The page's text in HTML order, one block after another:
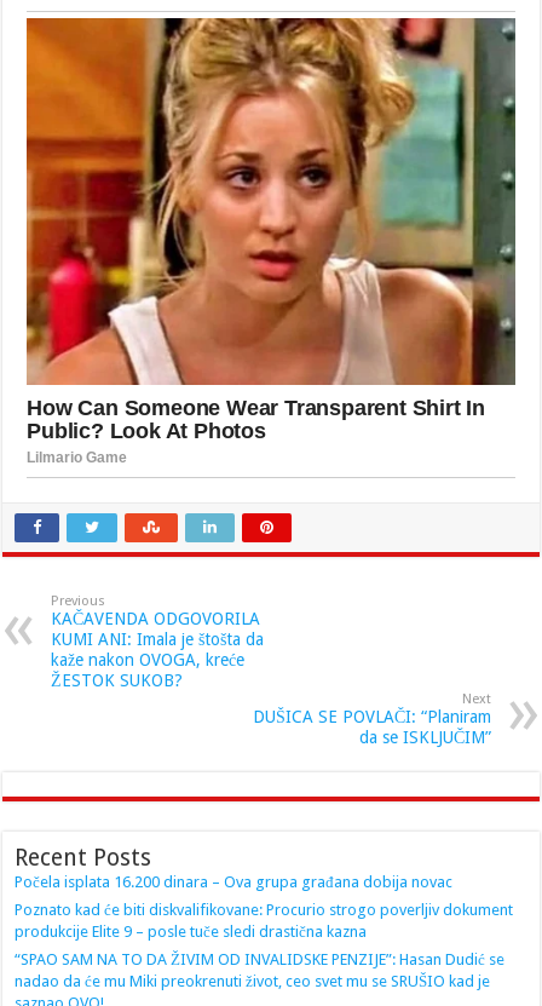
Previous
KAČAVENDA ODGOVORILA
KUMI ANI: Imala je štošta da
kaže nakon OVOGA, kreće
ŽESTOK SUKOB?
Next
DUŠICA SE POVLAČI: “Planiram
da se ISKLJUČIM”
Recent Posts
Počela isplata 16.200 dinara – Ova grupa građana dobija novac
Poznato kad će biti diskvalifikovane: Procurio strogo poverljiv dokument
produkcije Elite 9 – posle tuče sledi drastična kazna
“SPAO SAM NA TO DA ŽIVIM OD INVALIDSKE PENZIJE”: Hasan Dudić se
nadao da će mu Miki preokrenuti život, ceo svet mu se SRUŠIO kad je